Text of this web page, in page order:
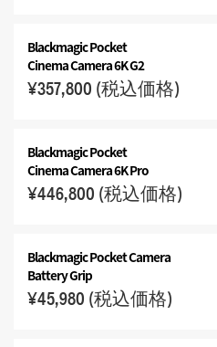
Blackmagic Pocket
Cinema Camera 6K G2
¥357,800 (税込価格)
Blackmagic Pocket
Cinema Camera 6K Pro
¥446,800 (税込価格)
Blackmagic PocketCamera
Battery Grip
¥45,980 (税込価格)